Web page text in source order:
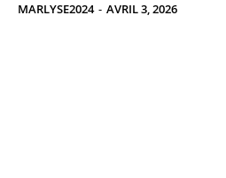
MARLYSE2024 - AVRIL 3, 2026